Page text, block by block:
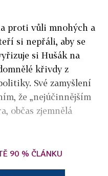
proti vůli mnohých a
si nepřáli, aby se
si Hušák na
křivdy z
Své zamyšlení
že „nejúčinnějším
občas zjemnělá
90 % ČLÁNKU